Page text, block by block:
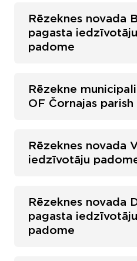
Rēzeknes novada
pagasta
padome
Rēzekne
OF Čornajas
Rēzeknes novada
iedzīvotāju
Rēzeknes novada
pagasta
padome